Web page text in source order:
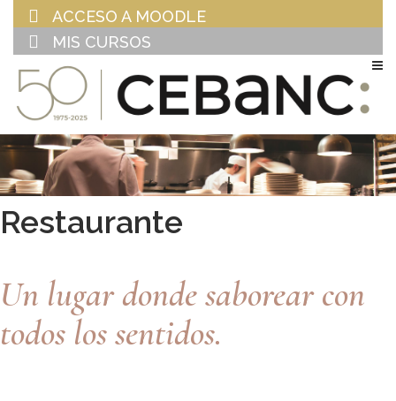
ACCESO A MOODLE
MIS CURSOS
EU ES
Restaurante
Un lugar donde saborear con
todos los sentidos.